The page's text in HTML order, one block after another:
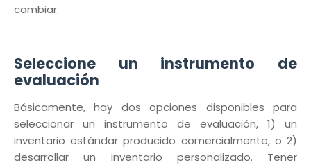
cambiar.
Seleccione un instrumento de
evaluación
Básicamente, hay dos opciones disponibles para
seleccionar un instrumento de evaluación, 1) un
inventario estándar producido comercialmente, o 2)
desarrollar un inventario personalizado. Tener